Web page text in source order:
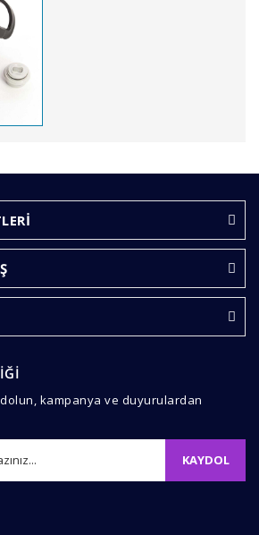
Yorum Yaz
tarafımıza iletebilirsiniz.
için teşekkür ederiz.
bozuk veya görüntülenemiyor.
eksik bilgiler bulunuyor.
sitelerden daha pahalı.
Gönder
kampanya ve duyurulardan
KAYDOL